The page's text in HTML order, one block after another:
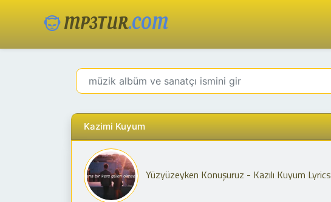
MP3TUR.COM
Kazimi Kuyum
Yüzyüzeyken Konuşuruz - Kazılı Kuyum Lyrics